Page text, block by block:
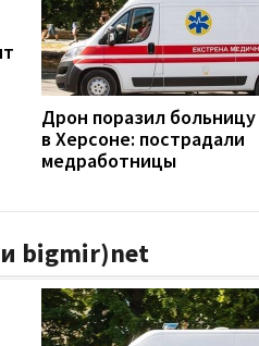
Дрон поразил больницу
в Херсоне: пострадали
медработницы
bigmir)net